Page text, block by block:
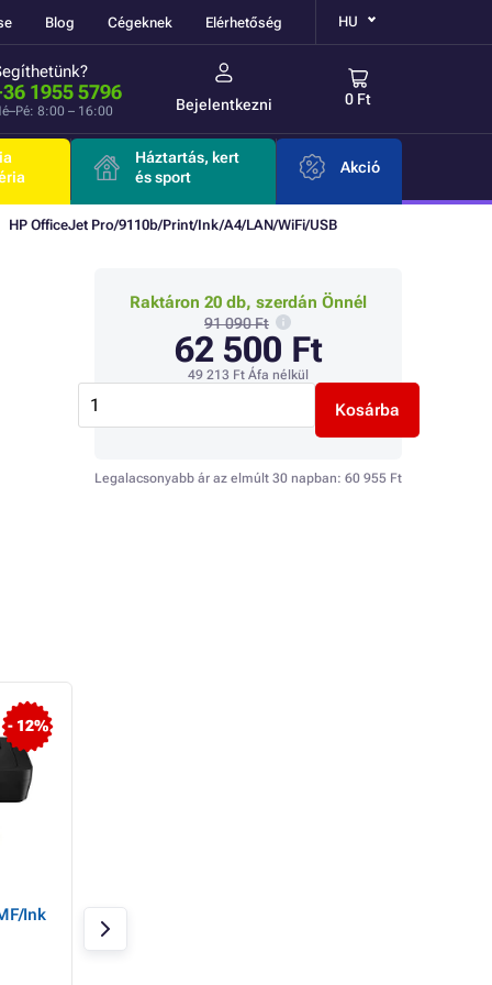
Blog Cégeknek Elérhetőség HU
1955 5796
8:00 – 16:00 Bejelentkezni 0 Ft
Háztartás, kert
és sport
Akció
HP OfficeJet Pro/9110b/Print/Ink/A4/LAN/WiFi/USB
Raktáron 20 db, szerdán Önnél
91 090 Ft
62 500 Ft
49 213 Ft Áfa nélkül
Kosárba
Legalacsonyabb ár az elmúlt 30 napban: 60 955 Ft
- 12%
Ink